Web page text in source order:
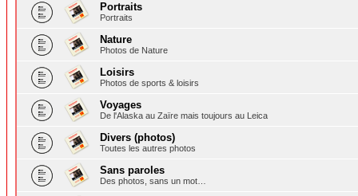
Portraits
Portraits
Nature
Photos de Nature
Loisirs
Photos de sports & loisirs
Voyages
De l'Alaska au Zaïre mais toujours au Leica
Divers (photos)
Toutes les autres photos
Sans paroles
Des photos, sans un mot…